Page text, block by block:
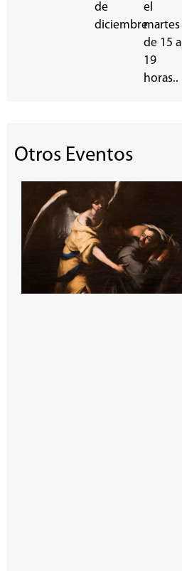
de
diciembre
el
martes
de 15 a
19
horas..
Otros Eventos